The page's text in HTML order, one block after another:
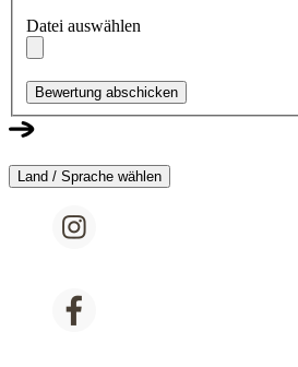
Datei auswählen
Bewertung abschicken
Land / Sprache wählen